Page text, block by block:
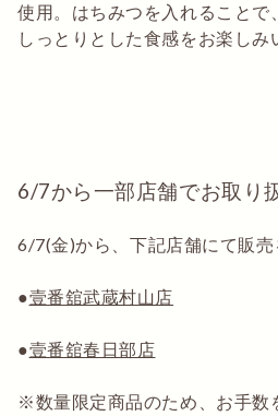
使用。はちみつを入れることで
しっとりとした食感をお楽しみ
6/7から一部店舗でお取り
6/7(金)から、下記店舗にて販売
●壹番舘武蔵村山店
●壹番舘春日部店
※数量限定商品のため、お手数